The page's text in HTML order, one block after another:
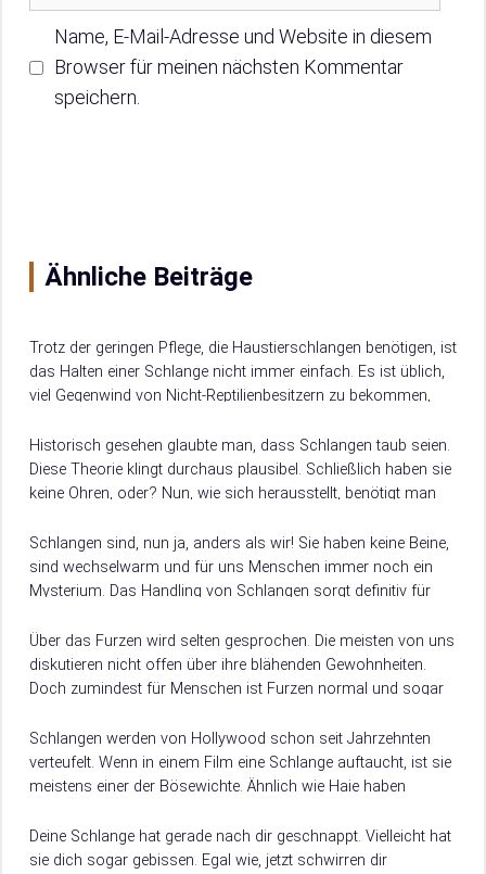
Name, E-Mail-Adresse und Website in diesem
Browser für meinen nächsten Kommentar
speichern.
Ähnliche Beiträge
Trotz der geringen Pflege, die Haustierschlangen benötigen, ist
das Halten einer Schlange nicht immer einfach. Es ist üblich,
viel Gegenwind von Nicht-Reptilienbesitzern zu bekommen,
Historisch gesehen glaubte man, dass Schlangen taub seien.
Diese Theorie klingt durchaus plausibel. Schließlich haben sie
keine Ohren, oder? Nun, wie sich herausstellt, benötigt man
Schlangen sind, nun ja, anders als wir! Sie haben keine Beine,
sind wechselwarm und für uns Menschen immer noch ein
Mysterium. Das Handling von Schlangen sorgt definitiv für
Über das Furzen wird selten gesprochen. Die meisten von uns
diskutieren nicht offen über ihre blähenden Gewohnheiten.
Doch zumindest für Menschen ist Furzen normal und sogar
Schlangen werden von Hollywood schon seit Jahrzehnten
verteufelt. Wenn in einem Film eine Schlange auftaucht, ist sie
meistens einer der Bösewichte. Ähnlich wie Haie haben
Deine Schlange hat gerade nach dir geschnappt. Vielleicht hat
sie dich sogar gebissen. Egal wie, jetzt schwirren dir